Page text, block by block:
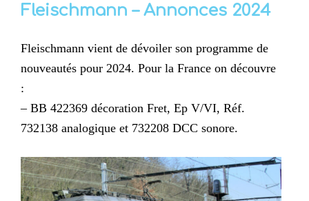
Fleischmann – Annonces 2024
Fleischmann vient de dévoiler son programme de
nouveautés pour 2024. Pour la France on découvre
:
– BB 422369 décoration Fret, Ep V/VI, Réf.
732138 analogique et 732208 DCC sonore.